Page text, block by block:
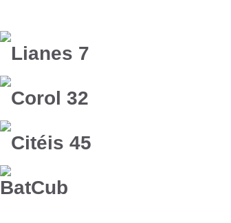
Lianes 7
Corol 32
Citéis 45
BatCub